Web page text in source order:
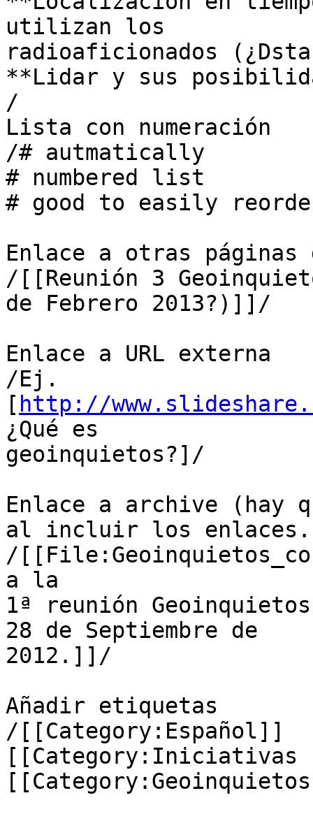
utilizan los
radioaficionados
**Lidar y sus
/
Lista con numeración
/# autmatically
# numbered list
# good to easily
Enlace a otras
/[[Reunión 3
de Febrero 2013?)]]/
Enlace a URL externa
/Ej.
[ http://
¿Qué es
geoinquietos?]/
Enlace a archive (hay
al incluir los enlaces.
/
a la
1ª reunión
28 de Septiembre de
2012.]]/
Añadir etiquetas
/[[Category:Español]]
[[Category:Iniciativas